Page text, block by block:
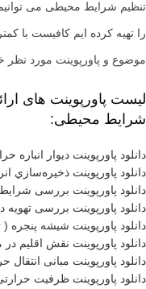
تنظیم شرایط محیطی می
را تهیه کرده ایم کافیست با
موضوع و پاورپوینت مورد نظر
لیست پاورپوینت های
شرایط محیطی:
دانلود پاورپوینت دیوار
دانلود پاورپوینت ذخيره‌سازي
دانلود پاورپوینت بررسی
دانلود پاورپوینت بررسی
دانلود پاورپوینت شیشه
دانلود پاورپوینت نقش اقلیم
دانلود پاورپوینت مبانی
دانلود پاورپوینت ظرفیت